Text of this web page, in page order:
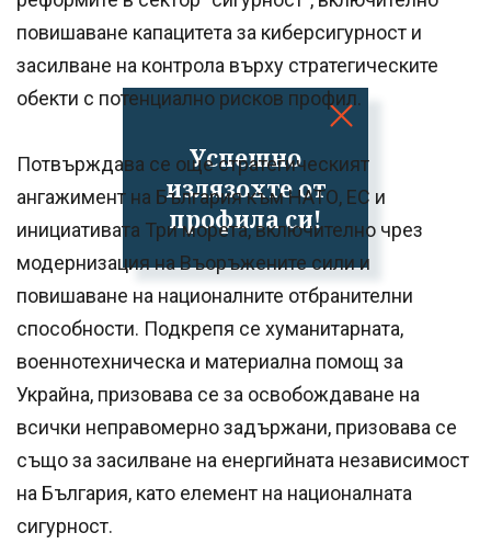
Успешно
излязохте от
профила си!
повишаване капацитета за киберсигурност и
засилване на контрола върху стратегическите
обекти с потенциално рисков профил.
Потвърждава се още стратегическият
ангажимент на България към НАТО, ЕС и
инициативата Три морета, включително чрез
модернизация на Въоръжените сили и
повишаване на националните отбранителни
способности. Подкрепя се хуманитарната,
военнотехническа и материална помощ за
Украйна, призовава се за освобождаване на
всички неправомерно задържани, призовава се
също за засилване на енергийната независимост
на България, като елемент на националната
сигурност.